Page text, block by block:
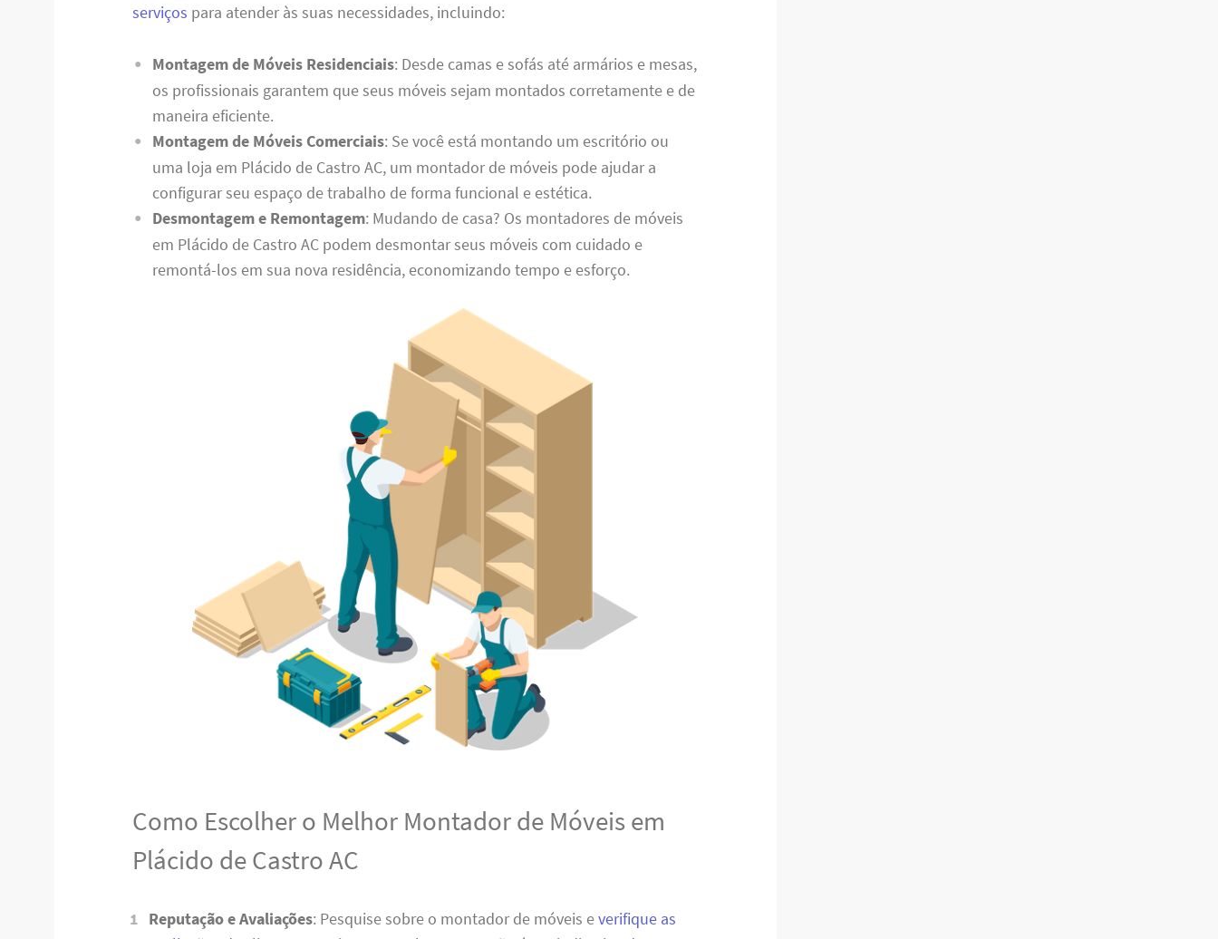
serviços para atender às suas necessidades, incluindo:
Montagem de Móveis Residenciais: Desde camas e sofás até armários e mesas,
os profissionais garantem que seus móveis sejam montados corretamente e de
maneira eficiente.
Montagem de Móveis Comerciais: Se você está montando um escritório ou
uma loja em Plácido de Castro AC, um montador de móveis pode ajudar a
configurar seu espaço de trabalho de forma funcional e estética.
Desmontagem e Remontagem: Mudando de casa? Os montadores de móveis
em Plácido de Castro AC podem desmontar seus móveis com cuidado e
remontá-los em sua nova residência, economizando tempo e esforço.
Como Escolher o Melhor Montador de Móveis em
Plácido de Castro AC
Reputação e Avaliações: Pesquise sobre o montador de móveis everifique as